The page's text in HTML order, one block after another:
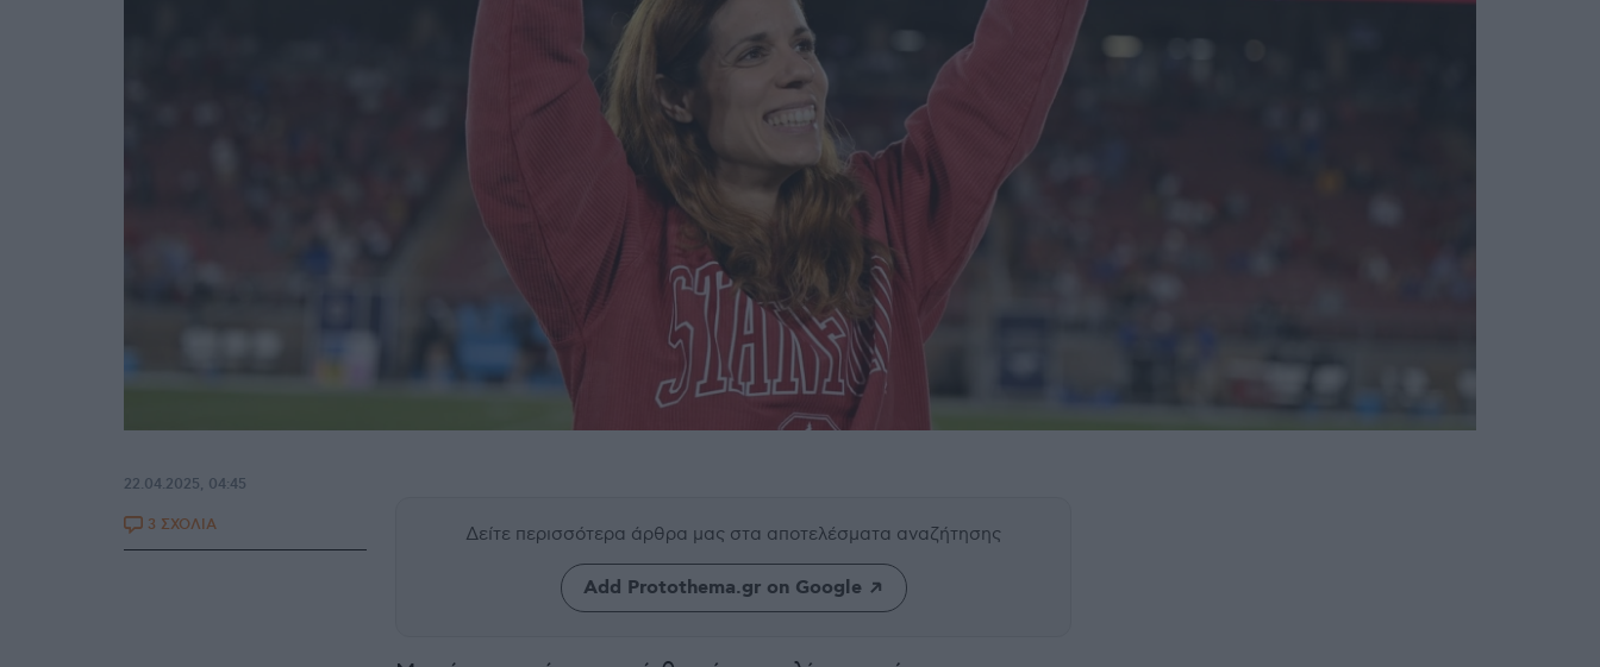
Δείτε περισσότερα άρθρα μας στα αποτελέσματα αναζήτησης
Add Protothema.gr on Google
22.04.2025, 04:45
3 ΣΧΟΛΙΑ